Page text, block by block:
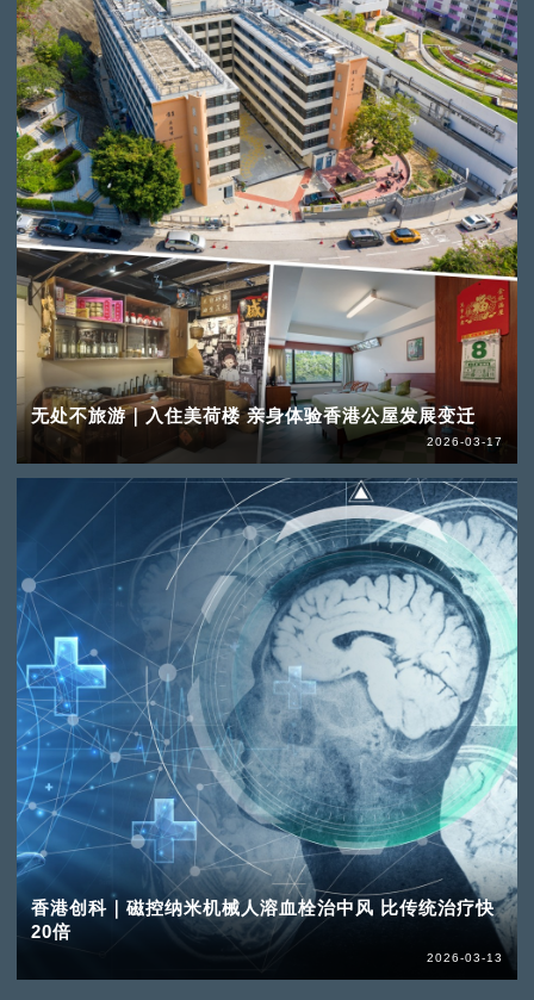
无处不旅游｜入住美荷楼 亲身体验香港公屋发展变迁
2026-03-17
香港创科｜磁控纳米机械人溶血栓治中风 比传统治疗快
20倍
2026-03-13